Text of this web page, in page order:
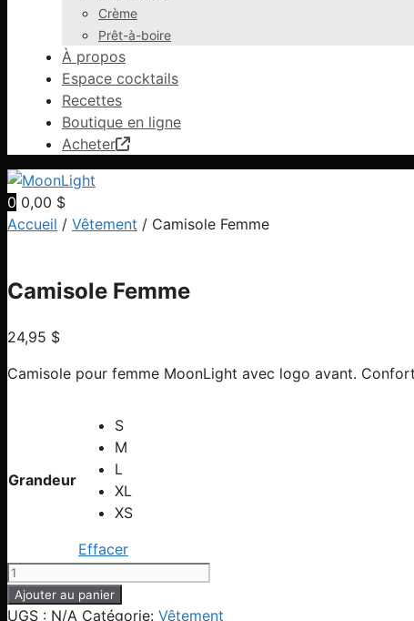
Crème
Prêt-à-boire
À propos
Espace cocktails
Recettes
Boutique en ligne
Acheter
0 0,00 $
Accueil / Vêtement / Camisole Femme
Camisole Femme
24,95 $
Camisole pour femme MoonLight avec logo avant.
Grandeur
S
M
L
XL
XS
Effacer
quantité
de
Camisole
Ajouter au panier
UGS : N/A Catégorie: Vêtement